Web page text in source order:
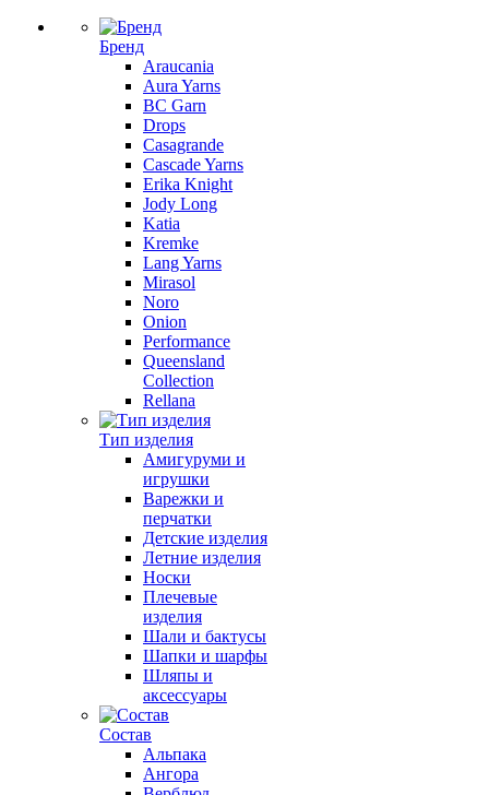
Бренд
Araucania
Aura Yarns
BC Garn
Drops
Casagrande
Cascade Yarns
Erika Knight
Jody Long
Katia
Kremke
Lang Yarns
Mirasol
Noro
Onion
Performance
Queensland
Collection
Rellana
Тип изделия
Амигуруми и
игрушки
Варежки и
перчатки
Детские изделия
Летние изделия
Носки
Плечевые
изделия
Шали и бактусы
Шапки и шарфы
Шляпы и
аксессуары
Состав
Альпака
Ангора